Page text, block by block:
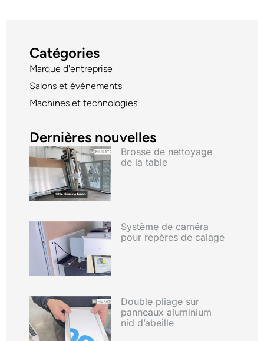
Catégories
Marque d'entreprise
Salons et événements
Machines et technologies
Dernières nouvelles
Brosse de nettoyage
de la table
Système de caméra
pour repères de calage
Double pliage sur
panneaux aluminium
nid d’abeille